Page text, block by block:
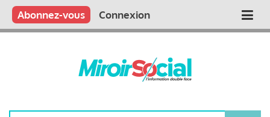
Aller
contenu
Main
Qui sommes nous ?
Vous publiez
Nous publions
Contactez-nous
Abonnez-vous Connexion